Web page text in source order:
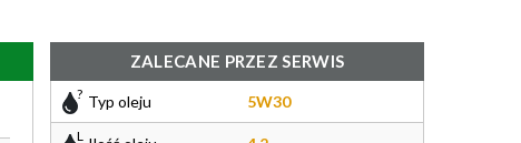
ZALECANE PRZEZ SERWIS
Typ oleju 5W30